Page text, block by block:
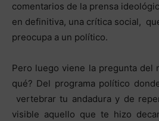
comentarios de la prensa
en definitiva, una crítica social,
preocupa a un político.
Pero luego viene la pregunta del
qué? Del programa político
vertebrar tu andadura y de
visible aquello que te hizo